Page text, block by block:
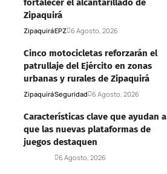
fortalecer el alcantarillado de
Zipaquirá
ZipaquiráEPZ 6 Agosto, 2026
Cinco motocicletas reforzarán el
patrullaje del Ejército en zonas
urbanas y rurales de Zipaquirá
ZipaquiráSeguridad 6 Agosto, 2026
Características clave que ayudan a
que las nuevas plataformas de
juegos destaquen
6 Agosto, 2026